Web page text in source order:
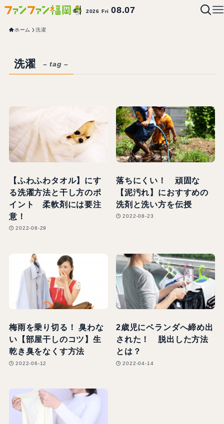
2026 Fri08.07
ホーム 洗濯
洗濯 – tag –
【ふわふわタオル】にす
る洗濯方法と干し方のポ
イント 柔軟剤には要注
意！
2022-08-29
落ちにくい！ 頑固な
【泥汚れ】におすすめの
洗剤と洗い方を伝授
2022-08-23
梅雨を乗り切る！ 臭わな
い【部屋干しのコツ】生
乾き臭をなくす方法
2022-06-12
2歳児にベランダへ締め出
された！ 脱出した方法
とは？
2022-04-14